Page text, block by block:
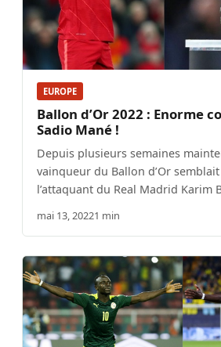
EUROPE
Ballon d’Or 2022 : Enorme
Sadio Mané !
Depuis plusieurs semaines
vainqueur du Ballon d’Or
l’attaquant du Real Madrid Karim
mai 13, 20221 min